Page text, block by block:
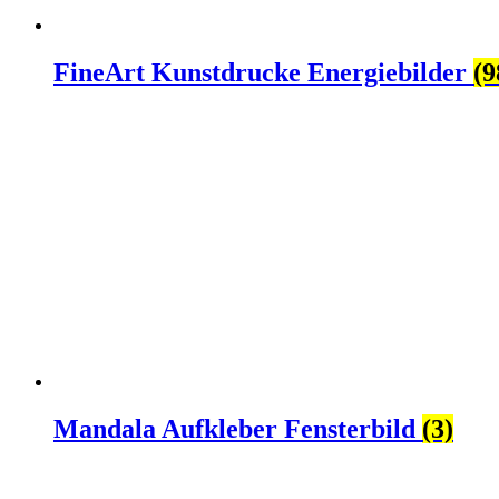
FineArt Kunstdrucke Energiebilder
Mandala Aufkleber Fensterbild (3)